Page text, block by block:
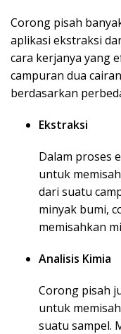
Corong pisah
aplikasi ekstraksi
cara kerjanya yang
campuran dua
berdasarkan
Ekstraksi
Dalam proses
untuk
dari suatu
minyak bumi,
memisahkan
Analisis Kimia
Corong pisah
untuk
suatu sampel.